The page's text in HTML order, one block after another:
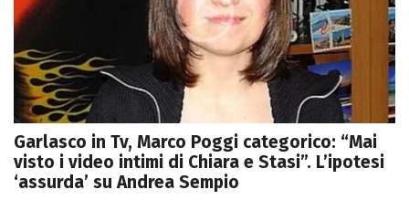
Garlasco in Tv, Marco Poggi categorico: “Mai
visto i video intimi di Chiara e Stasi”. L’ipotesi
‘assurda’ su Andrea Sempio